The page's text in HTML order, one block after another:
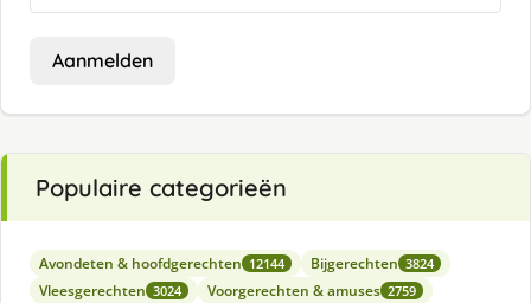
Aanmelden
Populaire categorieën
Avondeten & hoofdgerechten 12144 Bijgerechten 3824
Vleesgerechten 3024 Voorgerechten & amuses 2759